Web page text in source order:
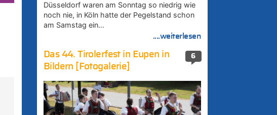
Düsseldorf waren am Sonntag so niedrig wie
noch nie, in Köln hatte der Pegelstand schon
am Samstag ein…
....weiterlesen
6
Das 44. Tirolerfest in Eupen in
Bildern [Fotogalerie]